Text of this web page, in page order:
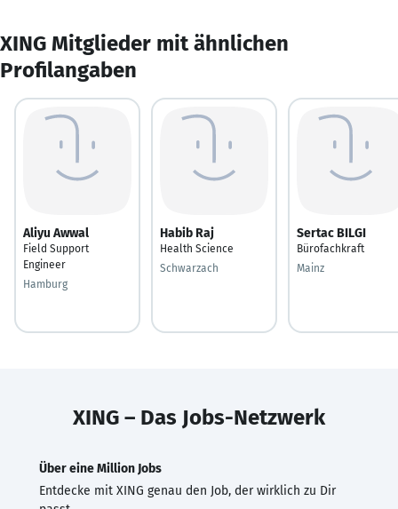
XING Mitglieder mit ähnlichen
Profilangaben
Aliyu Awwal
Field Support
Engineer
Hamburg
Habib Raj
Health Science
Schwarzach
Sertac BILGI
Bürofachkraft
Mainz
XING – Das Jobs-Netzwerk
Über eine Million Jobs
Entdecke mit XING genau den Job, der wirklich zu Dir